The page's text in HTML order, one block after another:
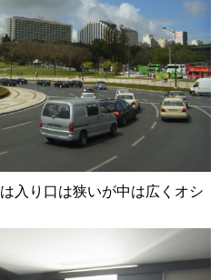
は入り口は狭いが中は広くオシ